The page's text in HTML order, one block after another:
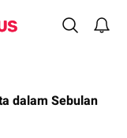
dalam Sebulan